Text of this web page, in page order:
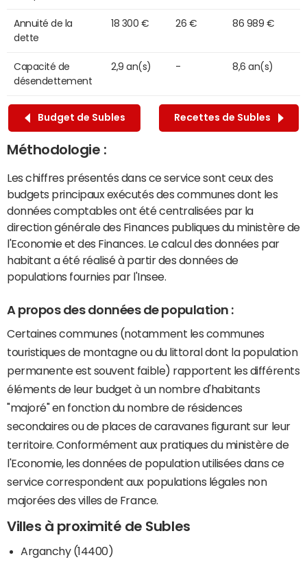
Annuité de la
dette
18 300 € 26 € 86 989 €
Capacité de
désendettement
2,9 an(s) - 8,6 an(s)
Budget de Subles Recettes de Subles
Méthodologie :
Les chiffres présentés dans ce service sont ceux des
budgets principaux exécutés des communes dont les
données comptables ont été centralisées par la
direction générale des Finances publiques du ministère de
l'Economie et des Finances. Le calcul des données par
habitant a été réalisé à partir des données de
populations fournies par l'Insee.
A propos des données de population :
Certaines communes (notamment les communes
touristiques de montagne ou du littoral dont la population
permanente est souvent faible) rapportent les différents
éléments de leur budget à un nombre d'habitants
"majoré" en fonction du nombre de résidences
secondaires ou de places de caravanes figurant sur leur
territoire. Conformément aux pratiques du ministère de
l'Economie, les données de population utilisées dans ce
service correspondent aux populations légales non
majorées des villes de France.
Villes à proximité de Subles
Arganchy (14400)